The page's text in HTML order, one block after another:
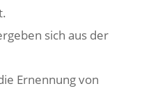
sich aus der
Ernennung von